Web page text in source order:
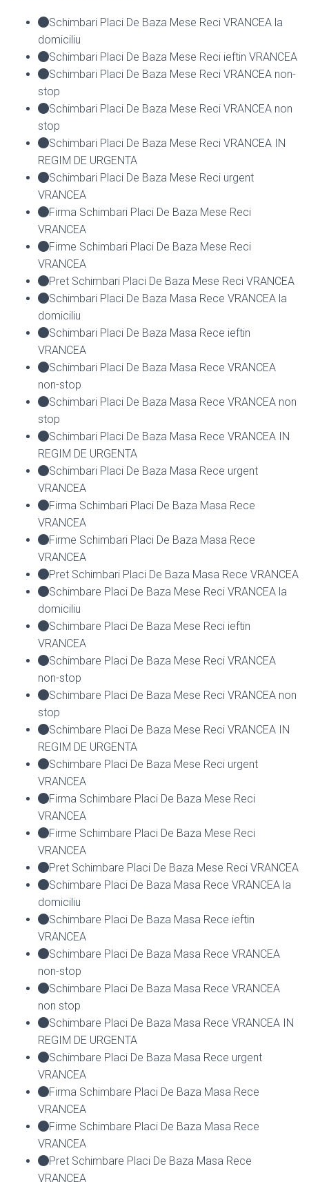
Schimbari Placi De Baza Mese Reci VRANCEA la
domiciliu
Schimbari Placi De Baza Mese Reci ieftin VRANCEA
Schimbari Placi De Baza Mese Reci VRANCEA non-
stop
Schimbari Placi De Baza Mese Reci VRANCEA non
stop
Schimbari Placi De Baza Mese Reci VRANCEA IN
REGIM DE URGENTA
Schimbari Placi De Baza Mese Reci urgent
VRANCEA
Firma Schimbari Placi De Baza Mese Reci
VRANCEA
Firme Schimbari Placi De Baza Mese Reci
VRANCEA
Pret Schimbari Placi De Baza Mese Reci VRANCEA
Schimbari Placi De Baza Masa Rece VRANCEA la
domiciliu
Schimbari Placi De Baza Masa Rece ieftin
VRANCEA
Schimbari Placi De Baza Masa Rece VRANCEA
non-stop
Schimbari Placi De Baza Masa Rece VRANCEA non
stop
Schimbari Placi De Baza Masa Rece VRANCEA IN
REGIM DE URGENTA
Schimbari Placi De Baza Masa Rece urgent
VRANCEA
Firma Schimbari Placi De Baza Masa Rece
VRANCEA
Firme Schimbari Placi De Baza Masa Rece
VRANCEA
Pret Schimbari Placi De Baza Masa Rece VRANCEA
Schimbare Placi De Baza Mese Reci VRANCEA la
domiciliu
Schimbare Placi De Baza Mese Reci ieftin
VRANCEA
Schimbare Placi De Baza Mese Reci VRANCEA
non-stop
Schimbare Placi De Baza Mese Reci VRANCEA non
stop
Schimbare Placi De Baza Mese Reci VRANCEA IN
REGIM DE URGENTA
Schimbare Placi De Baza Mese Reci urgent
VRANCEA
Firma Schimbare Placi De Baza Mese Reci
VRANCEA
Firme Schimbare Placi De Baza Mese Reci
VRANCEA
Pret Schimbare Placi De Baza Mese Reci VRANCEA
Schimbare Placi De Baza Masa Rece VRANCEA la
domiciliu
Schimbare Placi De Baza Masa Rece ieftin
VRANCEA
Schimbare Placi De Baza Masa Rece VRANCEA
non-stop
Schimbare Placi De Baza Masa Rece VRANCEA
non stop
Schimbare Placi De Baza Masa Rece VRANCEA IN
REGIM DE URGENTA
Schimbare Placi De Baza Masa Rece urgent
VRANCEA
Firma Schimbare Placi De Baza Masa Rece
VRANCEA
Firme Schimbare Placi De Baza Masa Rece
VRANCEA
Pret Schimbare Placi De Baza Masa Rece
VRANCEA